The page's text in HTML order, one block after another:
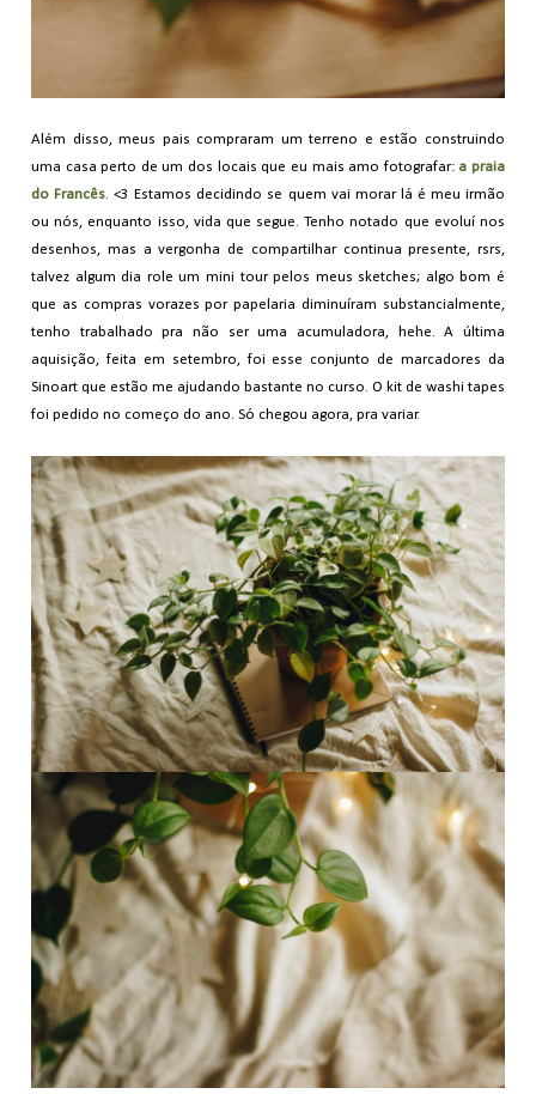
Além disso, meus pais compraram um terreno e estão construindo
uma casa perto de um dos locais que eu mais amo fotografar: a praia
do Francês. <3 Estamos decidindo se quem vai morar lá é meu irmão
ou nós, enquanto isso, vida que segue. Tenho notado que evoluí nos
desenhos, mas a vergonha de compartilhar continua presente, rsrs,
talvez algum dia role um mini tour pelos meus sketches; algo bom é
que as compras vorazes por papelaria diminuíram substancialmente,
tenho trabalhado pra não ser uma acumuladora, hehe. A última
aquisição, feita em setembro, foi esse conjunto de marcadores da
Sinoart que estão me ajudando bastante no curso. O kit de washi tapes
foi pedido no começo do ano. Só chegou agora, pra variar.